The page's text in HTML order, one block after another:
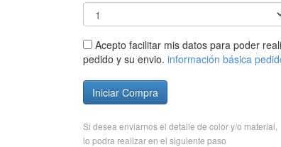
Acepto facilitar mis datos para poder
pedido y su envio. información básica
Iniciar Compra
Si desea enviarnos el detalle de color y/o material,
lo podra realizar en el siguiente paso